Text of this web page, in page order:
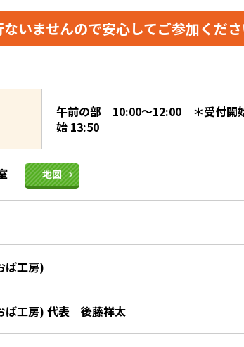
いませんので安心してご参加くださ
午前の部 10:00～12:00 ＊受付開
始 13:50
地図
ば工房)
ば工房) 代表 後藤祥太